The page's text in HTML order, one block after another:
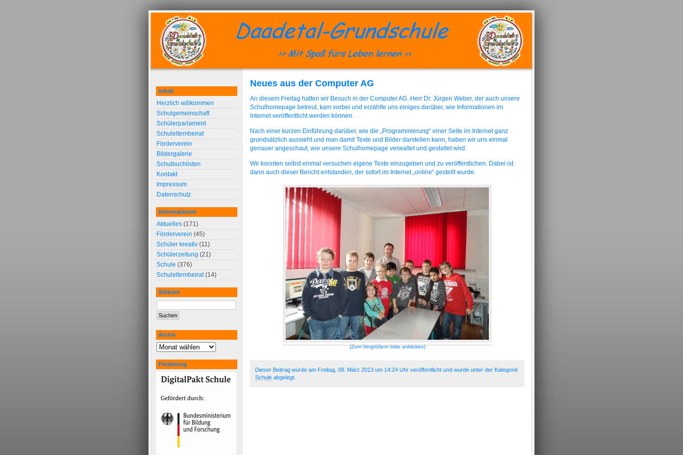
Neues aus der Computer AG
An diesem Freitag hatten wir Besuch in der Computer AG. Herr Dr. Jürgen Weber, der auch unsere
Schulhomepage betreut, kam vorbei und erzählte uns einiges darüber, wie Informationen im
Internet veröffentlicht werden können.
Nach einer kurzen Einführung darüber, wie die „Programmierung“ einer Seite im Internet ganz
grundsätzlich aussieht und man damit Texte und Bilder darstellen kann, haben wir uns einmal
genauer angeschaut, wie unsere Schulhomepage verwaltet und gestaltet wird.
Wir konnten selbst einmal versuchen eigene Texte einzugeben und zu veröffent­lichen. Dabei ist
dann auch dieser Bericht entstanden, der sofort im Internet „online“ gestellt wurde.
(Zum Vergrößern bitte anklicken)
Dieser Beitrag wurde am Freitag, 08. März 2013 um 14:24 Uhr veröffentlicht und wurde unter der Kategorie
Schule abgelegt.
Inhalt
Herzlich willkommen
Schulgemeinschaft
Schülerparlament
Schulelternbeirat
Förderverein
Bildergalerie
Schulbuchlisten
Kontakt
Impressum
Datenschutz
Informationen
Aktuelles (171)
Förderverein (45)
Schüler kreativ (11)
Schülerzeitung (21)
Schule (376)
Schulelternbeirat(14)
Stöbern
Archiv
Förderung